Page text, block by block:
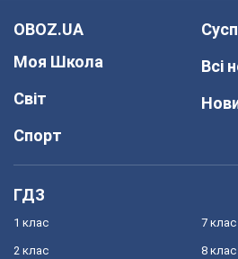
OBOZ.UA
Моя Школа
Світ
Спорт
Всі
ГДЗ
1 клас
2 клас
7 клас
8 клас